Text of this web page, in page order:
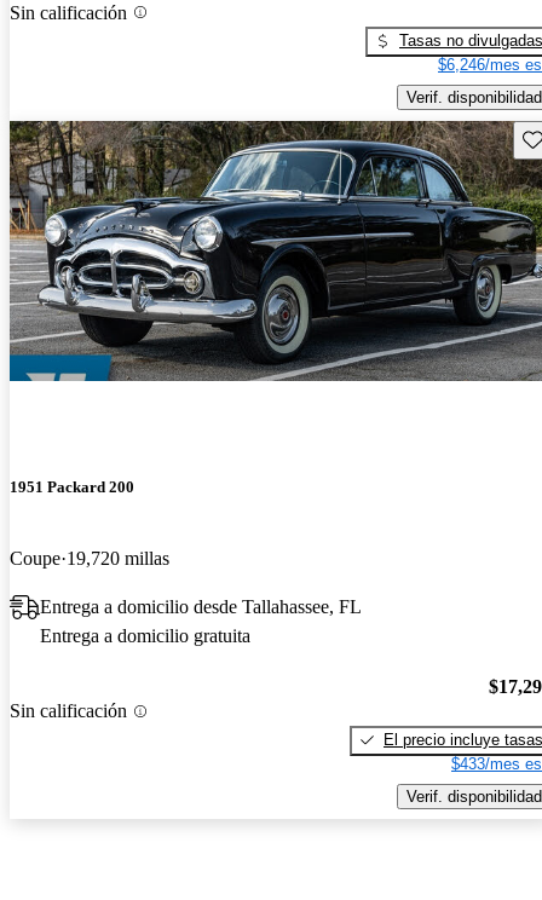
Sin calificación
Tasas no divulgadas
$6,246/mes
Verif. disponibilidad
1951 Packard 200
Coupe 19,720 millas
Entrega a domicilio desde Tallahassee, FL
Entrega a domicilio gratuita
Sin calificación
El precio incluye tasas
$433/mes
Verif. disponibilidad